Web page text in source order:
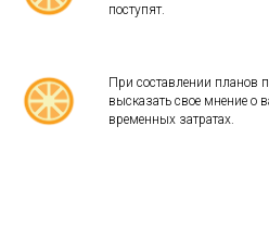
поступят.
При составлении планов
высказать свое мнение о
временных затратах.